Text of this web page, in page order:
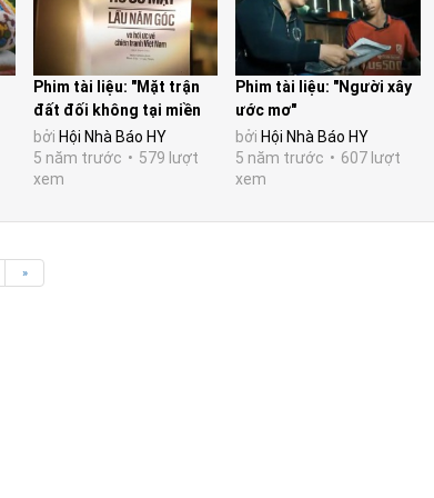
Phim tài liệu: "Mặt trận
đất đối không tại miền
Bắc - 1972"
bởi Hội Nhà Báo HY
5 năm trước
579 lượt
xem
Phim tài liệu: "Người xây
ước mơ"
bởi Hội Nhà Báo HY
5 năm trước
607 lượt
xem
»